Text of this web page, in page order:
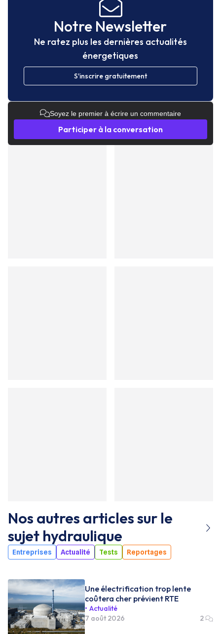
Notre Newsletter
Ne ratez plus les dernières actualités
énergetiques
S'inscrire gratuitement
Soyez le premier à écrire un commentaire
Participer à la conversation
Nos autres articles sur le
sujet hydraulique
Entreprises Actualité Tests Reportages
Une électrification trop lente
coûtera cher prévient RTE
Actualité
7 août 2026
2